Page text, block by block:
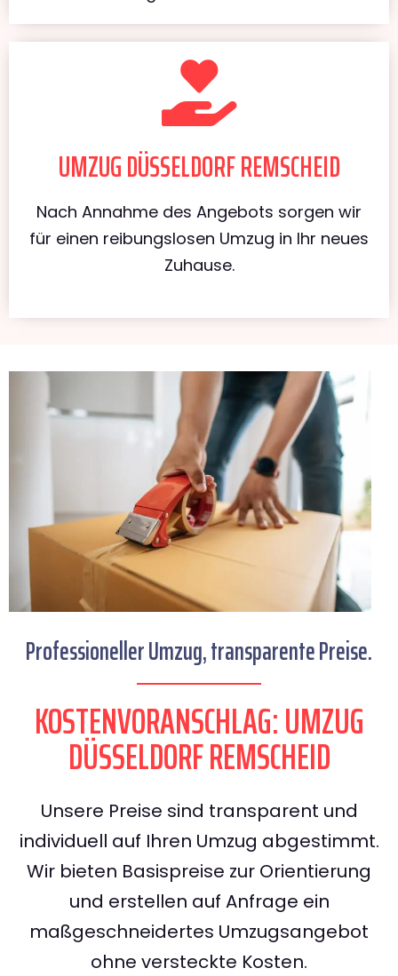
UMZUG DÜSSELDORF REMSCHEID
Nach Annahme des Angebots sorgen wir
für einen reibungslosen Umzug in Ihr neues
Zuhause.
Professioneller Umzug, transparente Preise.
KOSTENVORANSCHLAG: UMZUG
DÜSSELDORF REMSCHEID
Unsere Preise sind transparent und
individuell auf Ihren Umzug abgestimmt.
Wir bieten Basispreise zur Orientierung
und erstellen auf Anfrage ein
maßgeschneidertes Umzugsangebot
ohne versteckte Kosten.